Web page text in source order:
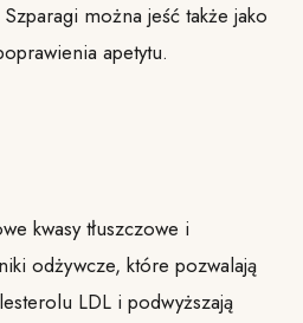
można jeść także jako
apetytu.
kwasy tłuszczowe i
odżywcze, które pozwalają
LDL i podwyższają